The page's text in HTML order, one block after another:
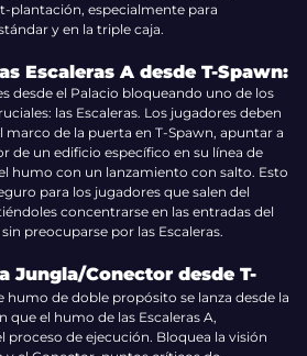
plantación, especialmente para
y en la triple caja.
Escaleras A desde T-Spawn:
desde el Palacio bloqueando uno de los
las Escaleras. Los jugadores deben
marco de la puerta en T-Spawn, apuntar a
de un edificio específico en su línea de
humo con un lanzamiento con salto. Esto
para los jugadores que salen del
concentrarse en las entradas del
preocuparse por las Escaleras.
Jungla/Conector desde T-
humo de doble propósito se lanza desde la
que el humo de las Escaleras A,
proceso de ejecución. Bloquea la visión